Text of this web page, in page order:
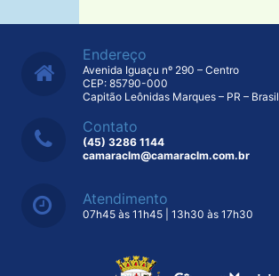
Endereço
Avenida Iguaçu nº 290 – Centro
CEP: 85790-000
Capitão Leônidas Marques – PR – Brasil
Contato
(45) 3286 1144
camaraclm@camaraclm.com.br
Atendimento
07h45 às 11h45 | 13h30 às 17h30